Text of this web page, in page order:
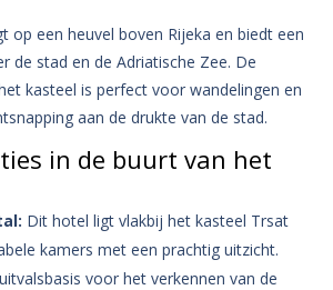
op een heuvel boven Rijeka en biedt een
de stad en de Adriatische Zee. De
kasteel is perfect voor wandelingen en
aan de drukte van de stad.
in de buurt van het
Dit hotel ligt vlakbij het kasteel Trsat
kamers met een prachtig uitzicht.
voor het verkennen van de